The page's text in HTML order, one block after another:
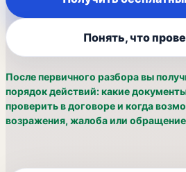
Понять, что
После первичного разбора вы
порядок действий: какие
проверить в договоре и когда
возражения, жалоба или обращение